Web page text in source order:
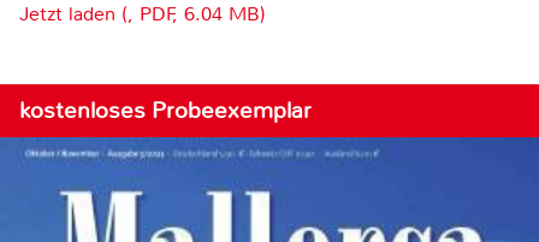
Jetzt laden (, PDF, 6.04 MB)
kostenloses Probeexemplar